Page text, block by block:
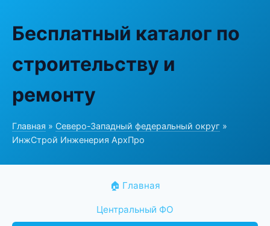
Бесплатный каталог по
строительству и
ремонту
Главная » Северо-Западный федеральный округ »
ИнжСтрой Инженерия АрхПро
🏠 Главная
Центральный ФО